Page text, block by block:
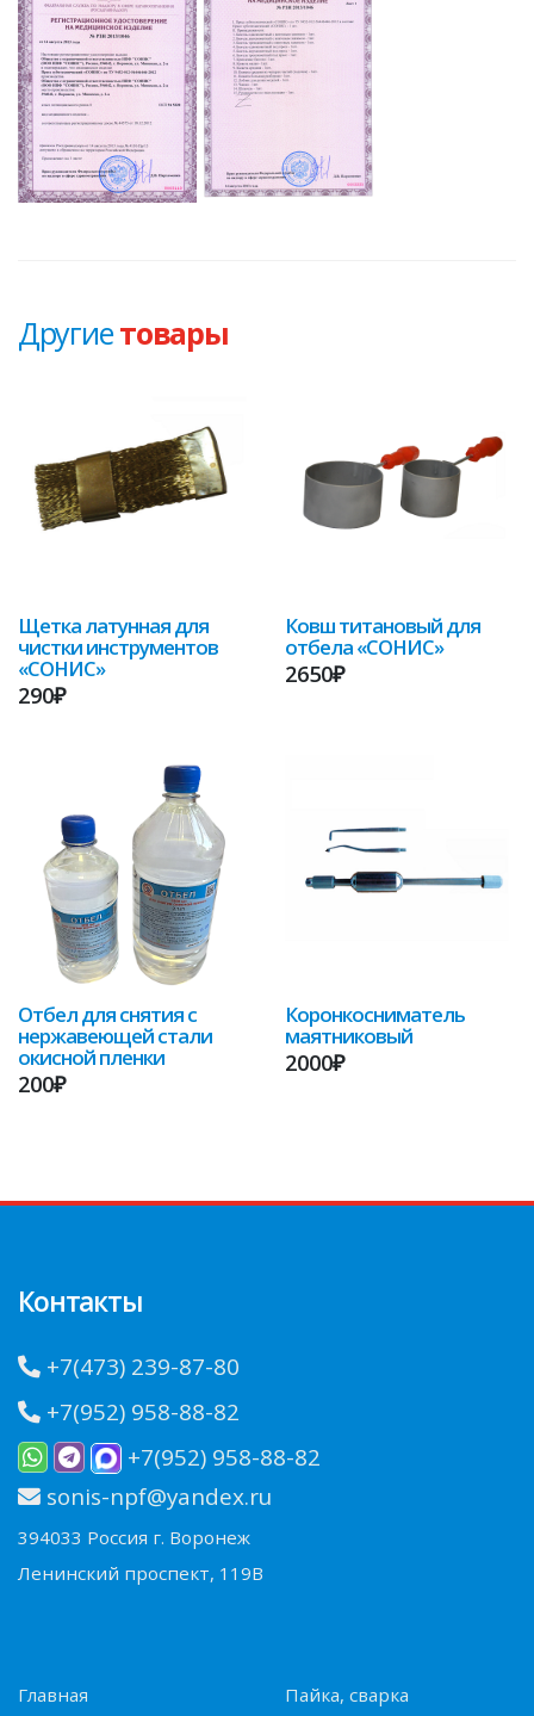
Другиетовары
Щетка латунная для
чистки инструментов
«СОНИС»
290₽
Ковш титановый для
отбела «СОНИС»
2650₽
Отбел для снятия с
нержавеющей стали
окисной пленки
200₽
Коронкосниматель
маятниковый
2000₽
Контакты
+7(473) 239-87-80
+7(952) 958-88-82
+7(952) 958-88-82
sonis-npf@yandex.ru
394033 Россия г. Воронеж
Ленинский проспект, 119В
Главная Пайка, сварка